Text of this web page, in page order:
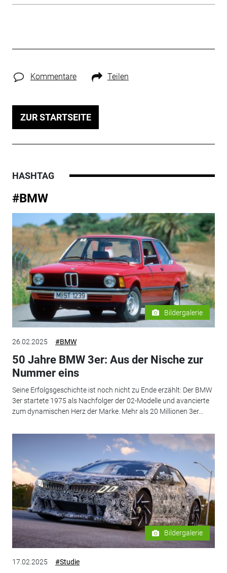
Kommentare Teilen
ZUR STARTSEITE
HASHTAG
#BMW
Bildergalerie
26.02.2025 #BMW
50 Jahre BMW 3er: Aus der Nische zur
Nummer eins
Seine Erfolgsgeschichte ist noch nicht zu Ende erzählt: Der BMW
3er startete 1975 als Nachfolger der 02-Modelle und avancierte
zum dynamischen Herz der Marke. Mehr als 20 Millionen 3er...
Bildergalerie
17.02.2025 #Studie